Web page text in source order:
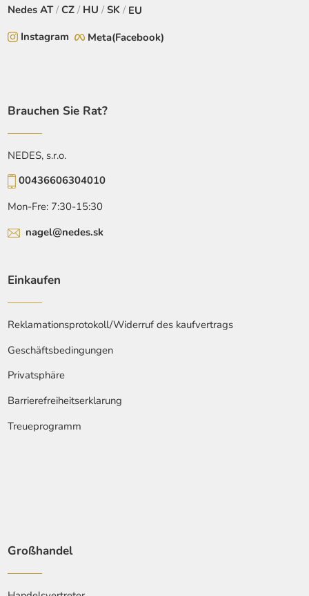
NedesAT / CZ / HU / SK / EU
Instagram
Meta(Facebook)
Brauchen Sie Rat?
NEDES, s.r.o.
00436606304010
Mon-Fre: 7:30-15:30
nagel@nedes.sk
Einkaufen
Reklamationsprotokoll/Widerruf des kaufvertrags
Geschäftsbedingungen
Privatsphäre
Barrierefreiheitserklarung
Treueprogramm
Großhandel